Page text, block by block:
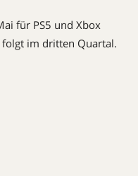
für PS5 und Xbox
folgt im dritten Quartal.